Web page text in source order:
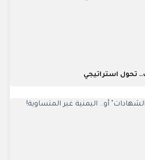
تحول استراتيجي